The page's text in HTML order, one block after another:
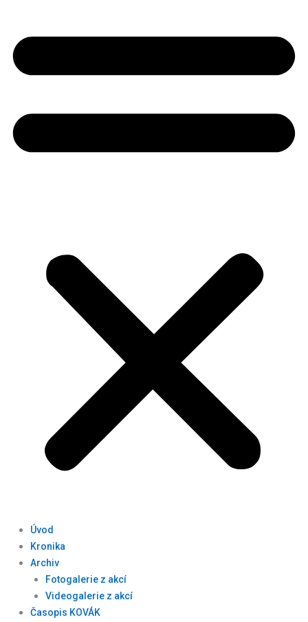
Úvod
Kronika
Archiv
Fotogalerie z akcí
Videogalerie z akcí
Časopis KOVÁK